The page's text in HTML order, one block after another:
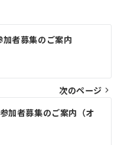
者募集のご案内
次のページ
加者募集のご案内（オ